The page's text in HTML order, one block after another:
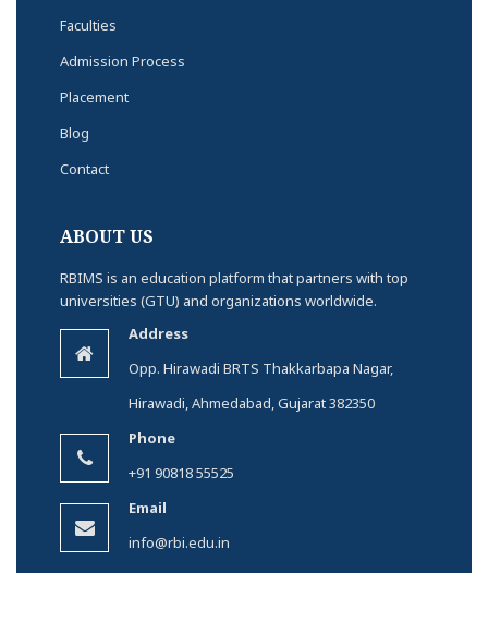
Faculties
Admission Process
Placement
Blog
Contact
ABOUT US
RBIMS is an education platform that partners with top
universities (GTU) and organizations worldwide.
Address
Opp. Hirawadi BRTS Thakkarbapa Nagar,
Hirawadi, Ahmedabad, Gujarat 382350
Phone
+91 90818 55525
Email
info@rbi.edu.in